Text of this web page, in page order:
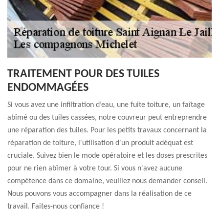
TRAITEMENT POUR DES TUILES
ENDOMMAGÉES
Si vous avez une infiltration d’eau, une fuite toiture, un faîtage
abîmé ou des tuiles cassées, notre couvreur peut entreprendre
une réparation des tuiles. Pour les petits travaux concernant la
réparation de toiture, l'utilisation d'un produit adéquat est
cruciale. Suivez bien le mode opératoire et les doses prescrites
pour ne rien abîmer à votre tour. Si vous n'avez aucune
compétence dans ce domaine, veuillez nous demander conseil.
Nous pouvons vous accompagner dans la réalisation de ce
travail. Faites-nous confiance !